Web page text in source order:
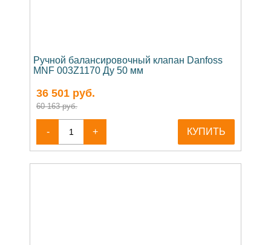
Ручной балансировочный клапан Danfoss
MNF 003Z1170 Ду 50 мм
36 501 руб.
60 163 руб.
- + КУПИТЬ